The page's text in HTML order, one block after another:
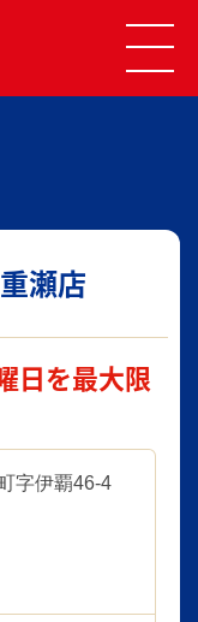
瀬店
日を最大限
字伊覇46-4